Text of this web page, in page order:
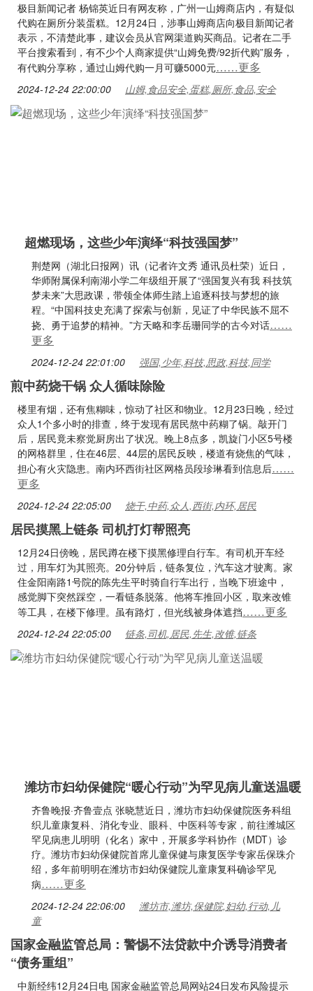
极目新闻记者 杨锦英近日有网友称，广州一山姆商店内，有疑似
代购在厕所分装蛋糕。12月24日，涉事山姆商店向极目新闻记者
表示，不清楚此事，建议会员从官网渠道购买商品。记者在二手
平台搜索看到，有不少个人商家提供“山姆免费/92折代购”服务，
有代购分享称，通过山姆代购一月可赚5000元……更多
2024-12-24 22:00:00 山姆,食品安全,蛋糕,厕所,食品,安全
超燃现场，这些少年演绎“科技强国梦”
荆楚网（湖北日报网）讯（记者许文秀 通讯员杜荣）近日，
华师附属保利南湖小学二年级组开展了“强国复兴有我 科技筑
梦未来”大思政课，带领全体师生踏上追逐科技与梦想的旅
程。“中国科技史充满了探索与创新，见证了中华民族不屈不
挠、勇于追梦的精神。”方天略和李岳珊同学的古今对话……
更多
2024-12-24 22:01:00 强国,少年,科技,思政,科技,同学
煎中药烧干锅 众人循味除险
楼里有烟，还有焦糊味，惊动了社区和物业。12月23日晚，经过
众人1个多小时的排查，终于发现有居民熬中药糊了锅。敲开门
后，居民竟未察觉厨房出了状况。晚上8点多，凯旋门小区5号楼
的网格群里，住在46层、44层的居民反映，楼道有烧焦的气味，
担心有火灾隐患。南内环西街社区网格员段珍琳看到信息后……
更多
2024-12-24 22:05:00 烧干,中药,众人,西街,内环,居民
居民摸黑上链条 司机打灯帮照亮
12月24日傍晚，居民蹲在楼下摸黑修理自行车。有司机开车经
过，用车灯为其照亮。20分钟后，链条复位，汽车这才驶离。家
住金阳南路1号院的陈先生平时骑自行车出行，当晚下班途中，
感觉脚下突然踩空，一看链条脱落。他将车推回小区，取来改锥
等工具，在楼下修理。虽有路灯，但光线被身体遮挡……更多
2024-12-24 22:05:00 链条,司机,居民,先生,改锥,链条
潍坊市妇幼保健院“暖心行动”为罕见病儿童送温暖
齐鲁晚报·齐鲁壹点 张晓慧近日，潍坊市妇幼保健院医务科组
织儿童康复科、消化专业、眼科、中医科等专家，前往潍城区
罕见病患儿明明（化名）家中，开展多学科协作（MDT）诊
疗。潍坊市妇幼保健院首席儿童保健与康复医学专家岳保珠介
绍，多年前明明在潍坊市妇幼保健院儿童康复科确诊罕见
病……更多
2024-12-24 22:06:00
潍坊市,潍坊,保健院,妇幼,行动,儿
童
国家金融监管总局：警惕不法贷款中介诱导消费者
“债务重组”
中新经纬12月24日电 国家金融监管总局网站24日发布风险提示